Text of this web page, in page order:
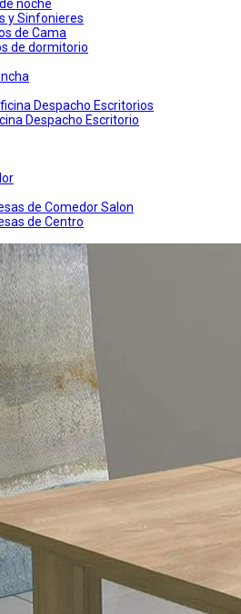
noche
y Sinfonieres
de Cama
de dormitorio
Despacho Escritorios
Despacho Escritorio
de Comedor Salon
de Centro